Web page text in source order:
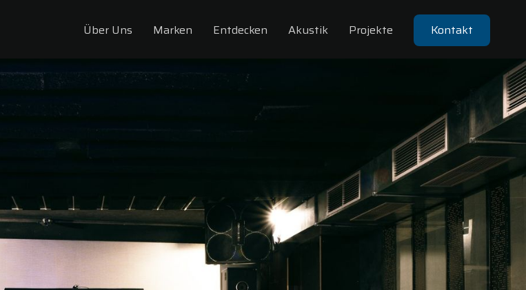
Über Uns Marken Entdecken Akustik Projekte Kontakt